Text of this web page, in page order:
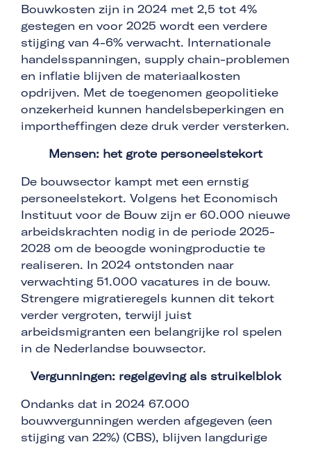
Bouwkosten zijn in 2024 met 2,5 tot 4%
gestegen en voor 2025 wordt een verdere
stijging van 4-6% verwacht. Internationale
handelsspanningen, supply chain-problemen
en inflatie blijven de materiaalkosten
opdrijven. Met de toegenomen geopolitieke
onzekerheid kunnen handelsbeperkingen en
importheffingen deze druk verder versterken.
Mensen: het grote personeelstekort
De bouwsector kampt met een ernstig
personeelstekort. Volgens het Economisch
Instituut voor de Bouw zijn er 60.000 nieuwe
arbeidskrachten nodig in de periode 2025-
2028 om de beoogde woningproductie te
realiseren. In 2024 ontstonden naar
verwachting 51.000 vacatures in de bouw.
Strengere migratieregels kunnen dit tekort
verder vergroten, terwijl juist
arbeidsmigranten een belangrijke rol spelen
in de Nederlandse bouwsector.
Vergunningen: regelgeving als struikelblok
Ondanks dat in 2024 67.000
bouwvergunningen werden afgegeven (een
stijging van 22%) (CBS), blijven langdurige